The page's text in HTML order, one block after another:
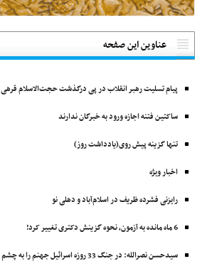
عناوین این صفحه
پیام تسلیت رهبر انقلاب در پی درگذشت حجت‌الاسلام قرهی
ساکتین فتنه اجازه ورود به خبرگان ندارند
تنها گزینه پیش روی(یادداشت روز)
اخبار ویژه
رایزنی فشرده ظریف در اسلام‌آباد و دهلی نو
6 ماه مانده به آزمون، نحوه گزینش دکتری تغییر کرد!
سیدحسن نصرالله: در جنگ 33 روزه اسرائیل جهنم را به چشم خود دید